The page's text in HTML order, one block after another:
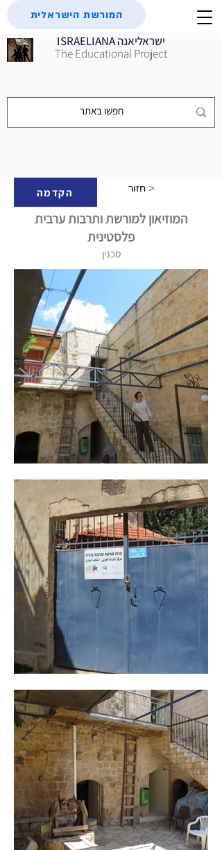
ISRAELIANA ישראליאנה
The Educational Project
המורשת הישראלית
הקדמה חזור >
המוזיאון למורשת ותרבות ערבית
פלסטינית
סכנין